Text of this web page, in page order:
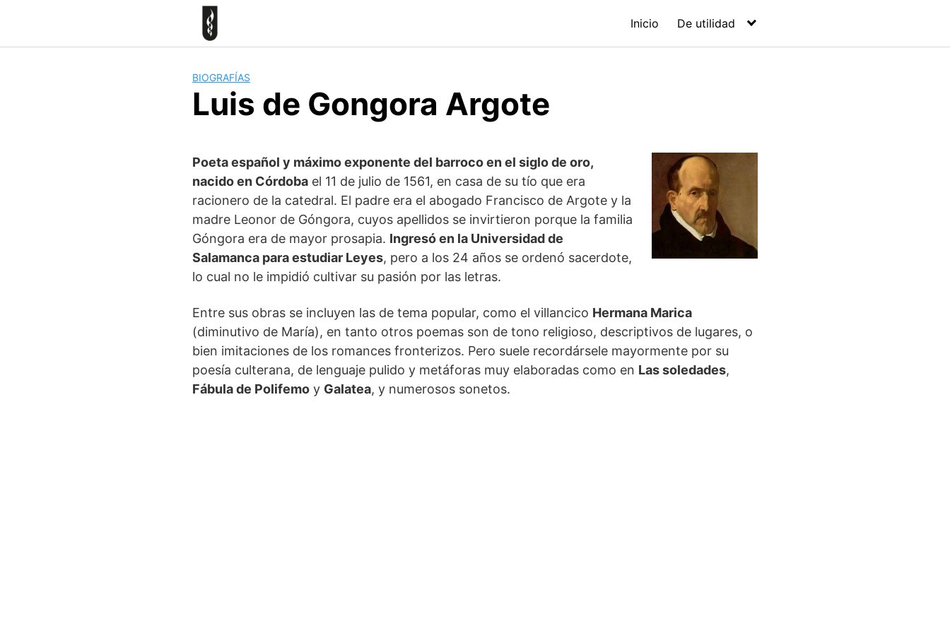
Inicio De utilidad
BIOGRAFÍAS
Luis de Gongora Argote
Poeta español y máximo exponente del barroco en el siglo de oro,
nacido en Córdoba el 11 de julio de 1561, en casa de su tío que era
racionero de la catedral. El padre era el abogado Francisco de Argote y la
madre Leonor de Góngora, cuyos apellidos se invirtieron porque la familia
Góngora era de mayor prosapia. Ingresó en la Universidad de
Salamanca para estudiar Leyes, pero a los 24 años se ordenó sacerdote,
lo cual no le impidió cultivar su pasión por las letras.
Entre sus obras se incluyen las de tema popular, como el villancico Hermana Marica
(diminutivo de María), en tanto otros poemas son de tono religioso, descriptivos de lugares, o
bien imitaciones de los romances fronterizos. Pero suele recordársele mayormente por su
poesía culterana, de lenguaje pulido y metáforas muy elaboradas como en Las soledades,
Fábula de Polifemo y Galatea, y numerosos sonetos.